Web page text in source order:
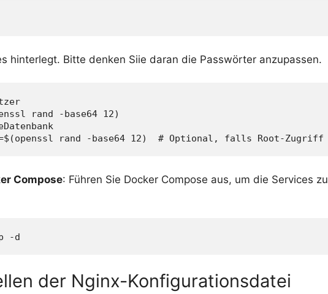
hinterlegt. Bitte denken Siie daran die Passwörter anzupassen.
rand -base64 12)
Compose: Führen Sie Docker Compose aus, um die Services zu
-d
der Nginx-Konfigurationsdatei